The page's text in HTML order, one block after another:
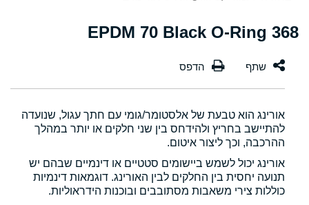
368 EPDM 70 Black O-Ring
אורינג הוא טבעת של אלסטומר/גומי עם חתך עגול, שנועדה
להתיישב בחריץ ולהידחס בין שני חלקים או יותר במהלך
ההרכבה, וכך ליצור איטום.
אורינג יכול לשמש ביישומים סטטיים או דינמיים שבהם יש
תנועה יחסית בין החלקים לבין האורינג. דוגמאות דינמיות
כוללות צירי משאבות מסתובבים ובוכנות הידראוליות.